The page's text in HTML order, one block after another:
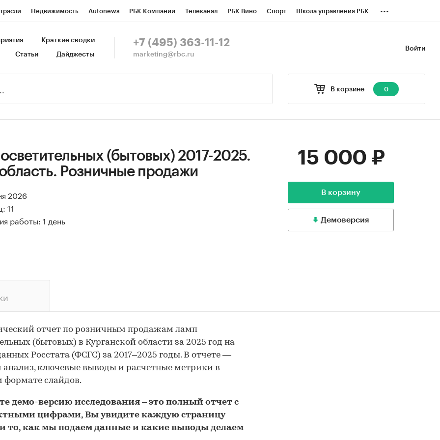
Недвижимость Autonews РБК Компании Телеканал РБК Вино Спорт Школа управления РБК
Спецпроекты СПб Конференции СПб Спецпроекты
...
Войти
Краткие сводки
Статьи Дайджесты
+7 (495) 363-11-12
marketing@rbc.ru
В корзине 0
(бытовых) 2017-2025.
Розничные продажи
2026
11
работы: 1 день
15 000 ₽
В корзину
Демоверсия
отчет по розничным продажам ламп
(бытовых) в Курганской области за 2025 год на
Росстата (ФСГС) за 2017–2025 годы. В отчете —
анализ, ключевые выводы и расчетные метрики в
формате слайдов.
демо-версию исследования – это полный отчет с
цифрами, Вы увидите каждую страницу
то, как мы подаем данные и какие выводы делаем